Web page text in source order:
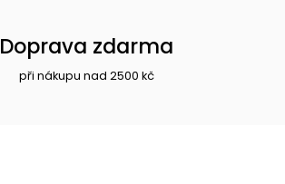
Doprava zdarma
při nákupu nad 2500 kč